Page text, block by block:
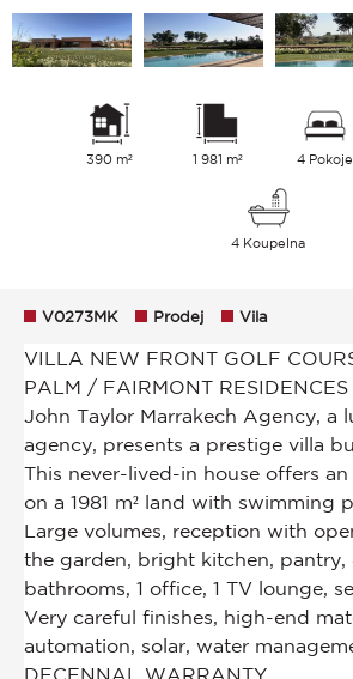
390 m² 1 981 m² 4 Pokoje
4 Koupelna
V0273MK Prodej Vila